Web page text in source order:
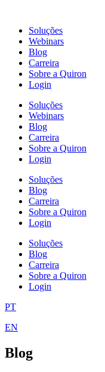
conteúdo
Soluções
Webinars
Blog
Carreira
Sobre a Quiron
Login
Soluções
Webinars
Blog
Carreira
Sobre a Quiron
Login
Soluções
Blog
Carreira
Sobre a Quiron
Login
Soluções
Blog
Carreira
Sobre a Quiron
Login
PT
EN
Blog